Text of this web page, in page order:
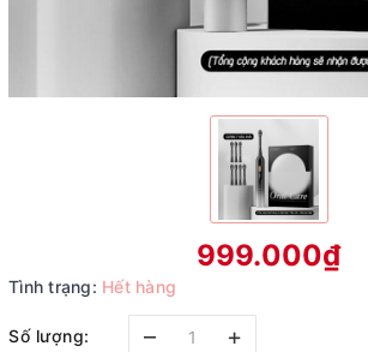
999.000₫
Tình trạng: Hết hàng
Số lượng: – +